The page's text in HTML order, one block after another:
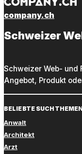
company.ch
Schweizer
Schweizer Web- und
Angebot, Produkt
BELIEBTE
Anwalt
Architekt
Arzt